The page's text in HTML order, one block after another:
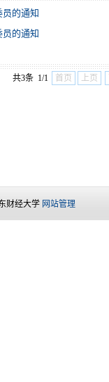
的通知
的通知
共3条 1/1 首页 上页
财经大学 网站管理